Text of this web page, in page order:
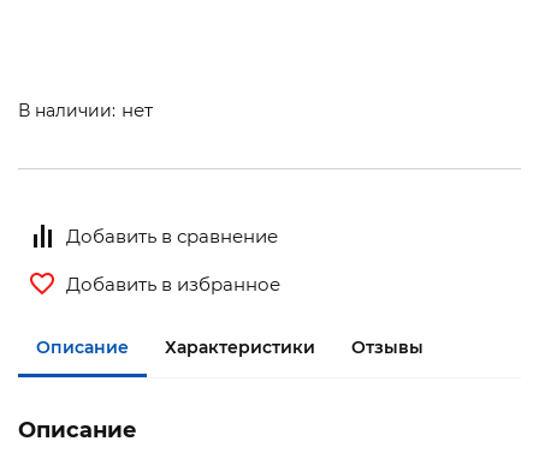
В наличии: нет
Добавить в сравнение
Добавить в избранное
Описание Характеристики Отзывы
Описание